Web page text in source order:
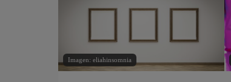
Imagen: eliahinsomnia